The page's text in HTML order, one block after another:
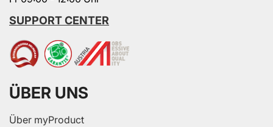
SUPPORT CENTER
ÜBER UNS
Über myProduct